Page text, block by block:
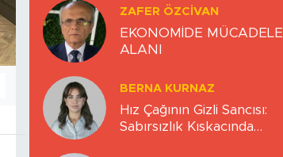
ZAFER ÖZCIVAN
EKONOMİDE MÜCADELE
ALANI
BERNA KURNAZ
Hız Çağının Gizli Sancısı:
Sabırsızlık Kıskacında